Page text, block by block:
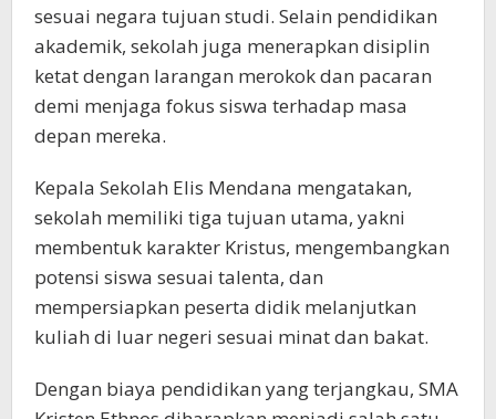
sesuai negara tujuan studi. Selain pendidikan
akademik, sekolah juga menerapkan disiplin
ketat dengan larangan merokok dan pacaran
demi menjaga fokus siswa terhadap masa
depan mereka.
Kepala Sekolah Elis Mendana mengatakan,
sekolah memiliki tiga tujuan utama, yakni
membentuk karakter Kristus, mengembangkan
potensi siswa sesuai talenta, dan
mempersiapkan peserta didik melanjutkan
kuliah di luar negeri sesuai minat dan bakat.
Dengan biaya pendidikan yang terjangkau, SMA